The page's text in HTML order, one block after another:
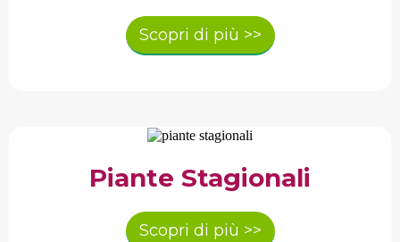
Scopri di più >>
Piante Stagionali
Scopri di più >>